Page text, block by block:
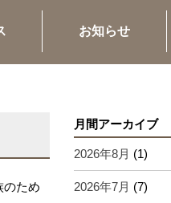
お知らせ
のため
月間アーカイブ
2026年8月 (1)
2026年7月 (7)